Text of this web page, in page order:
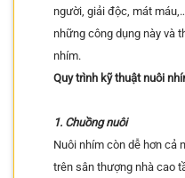
người, giải độc, mát
những công dụng này và
nhím.
Quy trình kỹ thuật nuôi
1. Chuồng nuôi
Nuôi nhím còn dễ hơn cả
trên sân thượng nhà cao